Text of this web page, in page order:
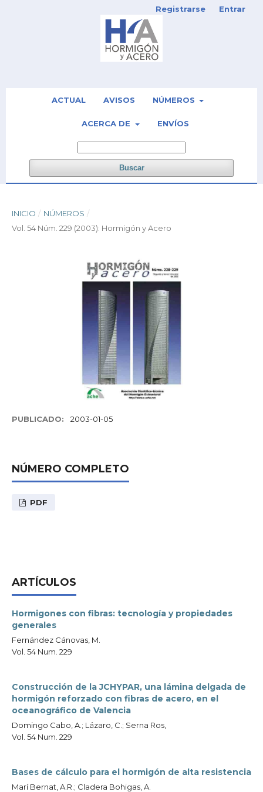
ACTUAL AVISOS NÚMEROS
ACERCA DE ENVÍOS
Buscar
Registrarse Entrar
INICIO / NÚMEROS /
Vol. 54 Núm. 229 (2003): Hormigón y Acero
PUBLICADO: 2003-01-05
NÚMERO COMPLETO
PDF
ARTÍCULOS
Hormigones con fibras: tecnología y propiedades
generales
Fernández Cánovas, M.
Vol. 54 Num. 229
Construcción de la JCHYPAR, una lámina delgada de
hormigón reforzado con fibras de acero, en el
oceanográfico de Valencia
Domingo Cabo, A.; Lázaro, C.; Serna Ros,
Vol. 54 Num. 229
Bases de cálculo para el hormigón de alta resistencia
Marí Bernat, A.R.; Cladera Bohigas, A.